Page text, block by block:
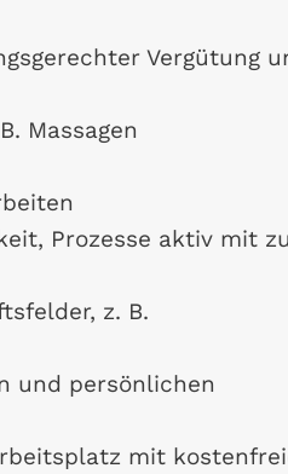
Vergütung
Massagen
Prozesse aktiv mit zu
z. B.
und persönlichen
mit